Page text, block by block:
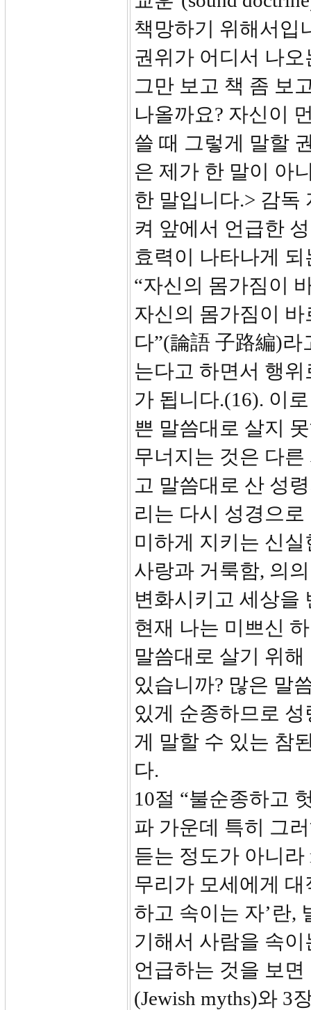
책망하기 위해서입
권위가 어디서 나
그만 보고 책 좀 보
나올까요? 자신이
쓸 때 그렇게 말할
은 제가 한 말이 아
한 말입니다.> 감독
켜 앞에서 언급한
효력이 나타나게
“자신의 몸가짐이
자신의 몸가짐이
다”(論語 子路編)
는다고 하면서 행
가 됩니다.(16). 이
쁜 말씀대로 살지
무너지는 것은 다
고 말씀대로 산 성
리는 다시 성경으
미하게 지키는 신
사랑과 거룩함, 의
변화시키고 세상을
현재 나는 미쁘신
말씀대로 살기 위
있습니까? 많은 말
있게 순종하므로
게 말할 수 있는 참
다.
10절 “불순종하고
파 가운데 특히 그
듣는 정도가 아니
무리가 모세에게
하고 속이는 자’란,
기해서 사람을 속이
언급하는 것을 보
(Jewish myths)와 3